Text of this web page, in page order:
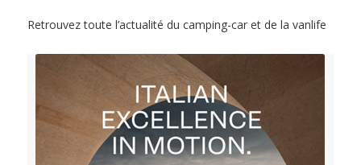
Retrouvez toute l’actualité du camping-car et de la vanlife